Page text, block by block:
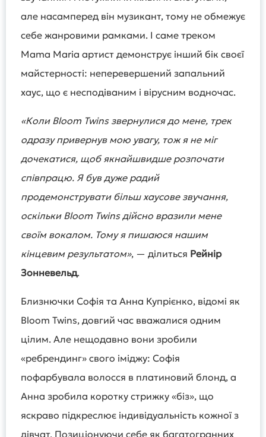
але насамперед він музикант, тому не обмежує
себе жанровими рамками. І саме треком
Mama Maria артист демонструє інший бік своєї
майстерності: неперевершений запальний
хаус, що є несподіваним і вірусним водночас.
«Коли Bloom Twins звернулися до мене, трек
одразу привернув мою увагу, тож я не міг
дочекатися, щоб якнайшвидше розпочати
співпрацю. Я був дуже радий
продемонструвати більш хаусове звучання,
оскільки Bloom Twins дійсно вразили мене
своїм вокалом. Тому я пишаюся нашим
кінцевим результатом», — ділиться Рейнір
Зонневельд.
Близнючки Софія та Анна Купрієнко, відомі як
Bloom Twins, довгий час вважалися одним
цілим. Але нещодавно вони зробили
«ребрендинг» свого іміджу: Софія
пофарбувала волосся в платиновий блонд, а
Анна зробила коротку стрижку «біз», що
яскраво підкреслює індивідуальність кожної з
дівчат. Позиціонуючи себе як багатогранних